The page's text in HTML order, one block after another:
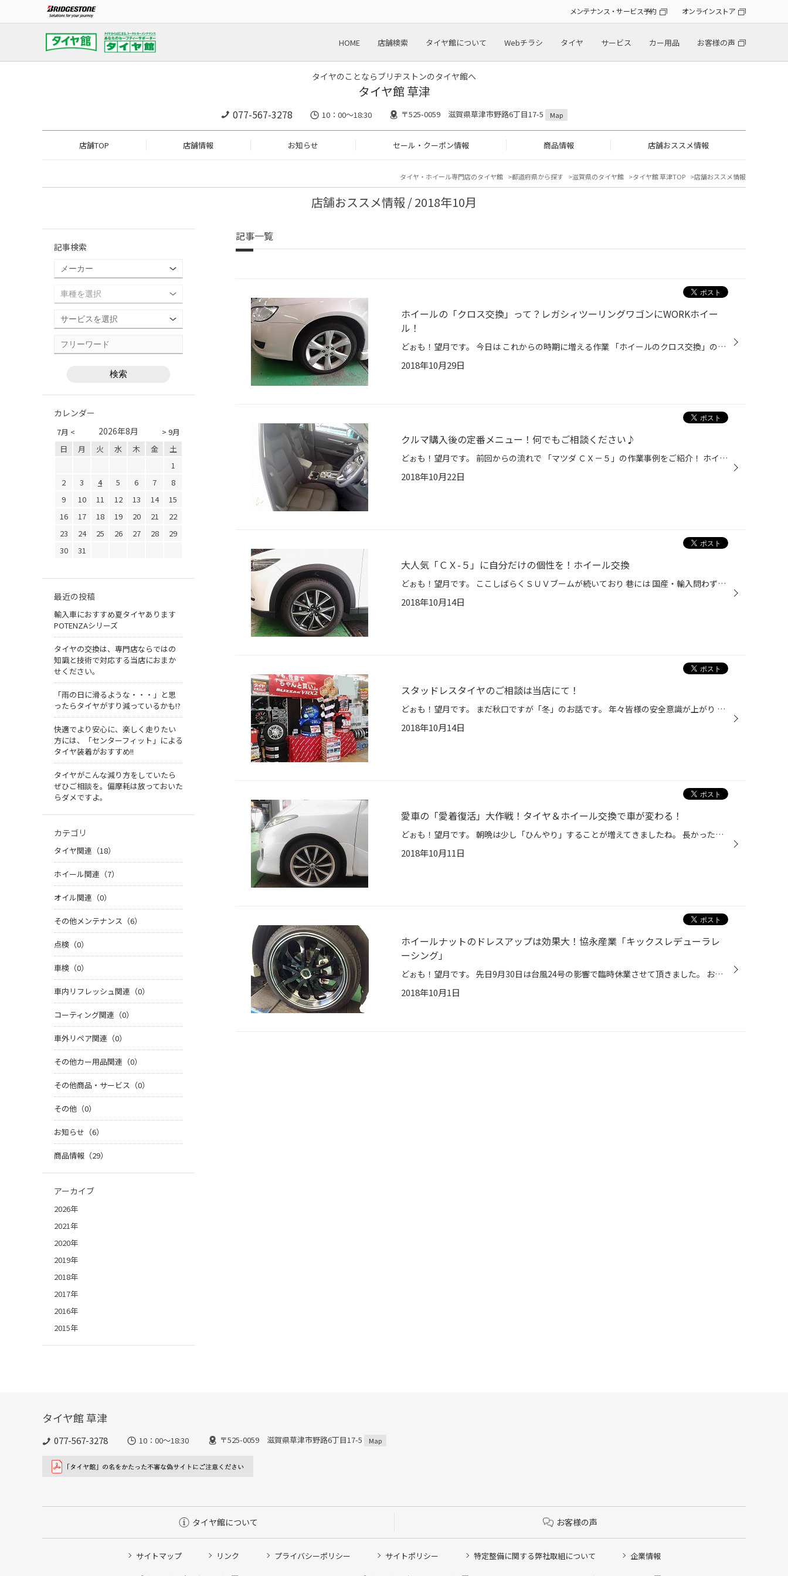
メンテナンス・サービス予約 オンラインストア
HOME 店舗検索 タイヤ館について Webチラシ タイヤ サービス カー用品 お客様の声
タイヤのことならブリヂストンのタイヤ館へ
タイヤ館 草津
077-567-3278 10：00～18:30 〒525-0059 滋賀県草津市野路6丁目17-5 Map
店舗TOP 店舗情報 お知らせ セール・クーポン情報 商品情報 店舗おススメ情報
タイヤ・ホイール専門店のタイヤ館 都道府県から探す 滋賀県のタイヤ館 タイヤ館 草津TOP 店舗おススメ情報
店舗おススメ情報 / 2018年10月
記事一覧
ホイールの「クロス交換」って？レガシィツーリングワゴンにWORKホイー
ル！
どぉも！望月です。 今日は これからの時期に増える作業 「ホイールのクロス交換」の事例をご紹介！ 「「クロス交換とは」」 スタッドレスタイヤ購入時に 今お車に付いているホイールにスタッドレスタイヤを取りつけ ノーマルタイヤ用のホイールを新調する事を言います。 新しく買うホイールが今の...
2018年10月29日
クルマ購入後の定番メニュー！何でもご相談ください♪
どぉも！望月です。 前回からの流れで 「マツダ ＣＸ－５」の作業事例をご紹介！ ホイールもカッコ良くなり、後は利便性や快適性。 ３点の商品をお取付させて頂きました。 ★見た目の高級感を出しなら新車のシートを汚れから守る「シートカバー」 ★走行中でもＴＶが見られる「テレビキット」 ★事故な...
2018年10月22日
大人気「ＣＸ-５」に自分だけの個性を！ホイール交換
どぉも！望月です。 ここしばらくＳＵＶブームが続いており 巷には 国産・輸入問わずＳＵＶが数多く走っています。 今回ご紹介する国産ＳＵＶ「マツダ ＣＸ－５」も 今年２月ＫＦ型にフルモデルチェンジし 性能はもちろん外観がより洗練され大人気！今でも納車待ち３か月だそうです・・・ 人気があ...
2018年10月14日
スタッドレスタイヤのご相談は当店にて！
どぉも！望月です。 まだ秋口ですが「冬」のお話です。 年々皆様の安全意識が上がり 滋賀県南部でも冬タイヤの装着率が向上しています。 特に先シーズンは各地で記録的な大雪が降ったこともあり 県内の需要も急上昇。 タイヤの欠品なども出て、お客様にはご迷惑をお掛けいたしました。 メーカーの定...
2018年10月14日
愛車の「愛着復活」大作戦！タイヤ＆ホイール交換で車が変わる！
どぉも！望月です。 朝晩は少し「ひんやり」することが増えてきましたね。 長かった灼熱の季節が終わりを迎えほっと一息・・・ しかし油断しているとあっという間に訪れる「冬」 今年は「集中豪雨」や「大型台風」など異常気象続きだったので冬場も警戒が必要です。 当店では「冬場」お車を運転する...
2018年10月11日
ホイールナットのドレスアップは効果大！協永産業「キックスレデューラレ
ーシング」
どぉも！望月です。 先日9月30日は台風24号の影響で臨時休業させて頂きました。 お問い合わせ・ご来店頂いた皆様には大変ご迷惑お掛けいたしました。 特に大きな被害もなく、本日より通常通り営業させて頂いています。 皆様のご来店を心よりお待ちしております。 ホイールナットのドレスアップは効...
2018年10月1日
記事検索
カレンダー
7月 < > 9月
2026年8月
日 月 火 水 木 金
土
1
2
3 4 5 6 7
8
9
10 11 12 13 14
15
16
17 18 19 20 21
22
23
24 25 26 27 28
29
30
31
最近の投稿
輸入車におすすめ夏タイヤあります
POTENZAシリーズ
タイヤの交換は、専門店ならではの
知識と技術で対応する当店におまか
せください。
「雨の日に滑るような・・・」と思
ったらタイヤがすり減っているかも!?
快適でより安心に、楽しく走りたい
方には、「センターフィット」による
タイヤ装着がおすすめ!!
タイヤがこんな減り方をしていたら
ぜひご相談を。偏摩耗は放っておいた
らダメですよ。
カテゴリ
タイヤ関連（18）
ホイール関連（7）
オイル関連（0）
その他メンテナンス（6）
点検（0）
車検（0）
車内リフレッシュ関連（0）
コーティング関連（0）
車外リペア関連（0）
その他カー用品関連（0）
その他商品・サービス（0）
その他（0）
お知らせ（6）
商品情報（29）
アーカイブ
2026年
2021年
2020年
2019年
2018年
2017年
2016年
2015年
タイヤ館 草津
077-567-3278 10：00～18:30 〒525-0059 滋賀県草津市野路6丁目17-5 Map
タイヤ館について お客様の声
サイトマップ リンク プライバシーポリシー サイトポリシー 特定整備に関する弊社取組について 企業情報